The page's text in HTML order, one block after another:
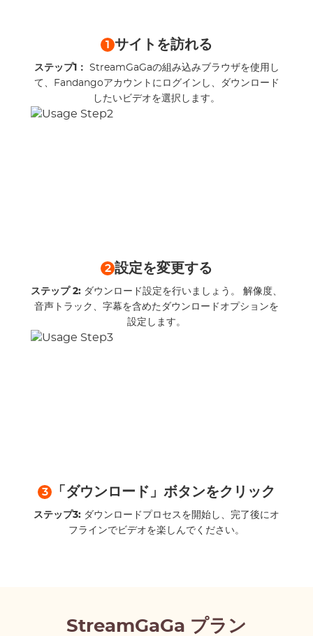
1 サイトを訪れる
ステップ1：
StreamGaGaの組み込みブラウザを使用し
て、Fandangoアカウントにログインし、ダウンロード
したいビデオを選択します。
2 設定を変更する
ステップ 2: ダウンロード設定を行いましょう。 解像度、
音声トラック、字幕を含めたダウンロードオプションを
設定します。
3 「ダウンロード」ボタンをクリック
ステップ3: ダウンロードプロセスを開始し、完了後にオ
フラインでビデオを楽しんでください。
StreamGaGa プラン